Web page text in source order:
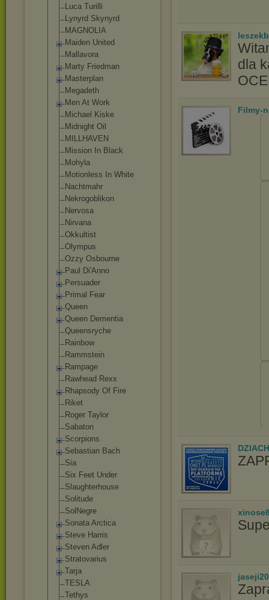
Luca Turilli
Lynyrd Skynyrd
MAGNOLIA
Maiden United
Mallavora
Marty Friedman
Masterplan
Megadeth
Men At Work
Michael Kiske
Midnight Oil
MILLHAVEN
Mission In Black
Mohyla
Motionless In White
Nachtmahr
Nekrogoblikon
Nervosa
Nirvana
Okkultist
Olympus
Ozzy Osbourne
Paul Di'Anno
Persuader
Primal Fear
Queen
Queen Dementia
Queensryche
Rainbow
Rammstein
Rampage
Rawhead Rexx
Rhapsody Of Fire
Riket
Roger Taylor
Sabaton
Scorpions
Sebastian Bach
Sia
Six Feet Under
Slaughterhouse
Solitude
SolNegre
Sonata Arctica
Steve Harris
Steven Adler
Stratovarius
Tarja
TESLA
Tethys
dla
Filmy-